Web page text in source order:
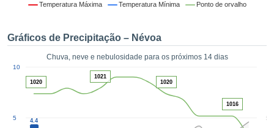
ou
permite-
a nossa
fornecer-
de alta
sem
botão
CONTINUAR
CONFIGURAÇÕES
Temperatura Máxima Temperatura Mínima Ponto de orvalho
Gráficos de Precipitação – Névoa
Chuva, neve e nebulosidade para os próximos 14 dias
50
5
10
4.4
1020
1021
1020
1016